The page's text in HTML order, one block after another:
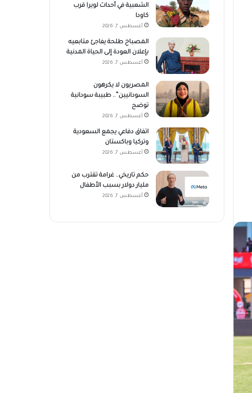
الشعبية في أحداث لويرا قرب
كاودا
أغسطس 7, 2026
المصباح طلحة يفاجئ متابعيه
بإعلان العودة إلى الحياة المدنية
أغسطس 7, 2026
المصريون لا يكرهون
السودانيين”.. طبيبة سودانية
توضح
أغسطس 7, 2026
اتفاق دفاعي يجمع السعودية
وتركيا وباكستان
أغسطس 7, 2026
حكم تاريخي.. غرامة تقترب من
مليار دولار بسبب الأطفال
أغسطس 7, 2026